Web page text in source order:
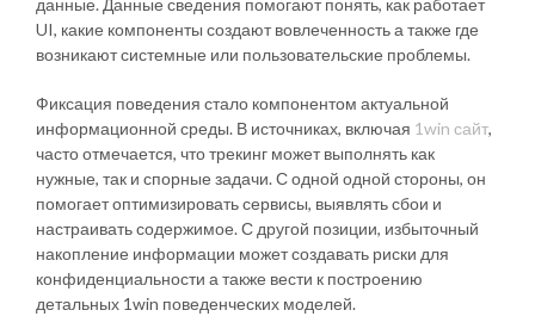
данные. Данные сведения помогают понять, как работает
UI, какие компоненты создают вовлеченность а также где
возникают системные или пользовательские проблемы.
Фиксация поведения стало компонентом актуальной
информационной среды. В источниках, включая 1win сайт,
часто отмечается, что трекинг может выполнять как
нужные, так и спорные задачи. С одной одной стороны, он
помогает оптимизировать сервисы, выявлять сбои и
настраивать содержимое. С другой позиции, избыточный
накопление информации может создавать риски для
конфиденциальности а также вести к построению
детальных 1win поведенческих моделей.